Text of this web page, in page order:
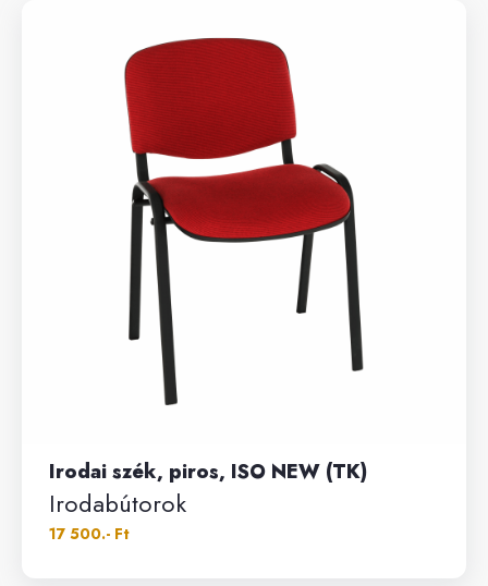
Irodai szék, piros, ISO NEW (TK)
Irodabútorok
17 500.- Ft